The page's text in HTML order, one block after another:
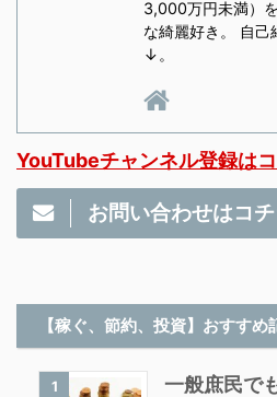
3,000万円未満）
な綺麗好き。 自己
↓。
YouTubeチャンネル登録は
お問い合わせはコ
【稼ぐ、節約、投資】おすすめ
1
一般庶民で